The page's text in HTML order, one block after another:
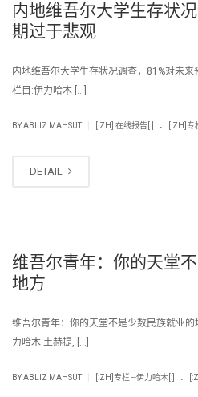
内地维吾尔大学生存状
期过于悲观
内地维吾尔大学生存状况调查，81%对
栏目:伊力哈木 […]
BYABLIZ MAHSUT [:ZH] 在线报告[:] . [:ZH]专
DETAIL
维吾尔青年：你的天堂
地方
维吾尔青年：你的天堂不是少数民族就
力哈木·土赫提, […]
BYABLIZ MAHSUT [:ZH]专栏 --伊力哈木[:] .